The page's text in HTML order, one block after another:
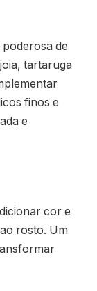
de
tartaruga
finos e
e
cor e
rosto. Um